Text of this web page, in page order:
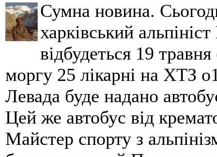
Сумна новина.
харківський
відбудеться 19
моргу 25 лікарні на ХТЗ
Левада буде надано
Цей же автобус від
Майстер спорту з